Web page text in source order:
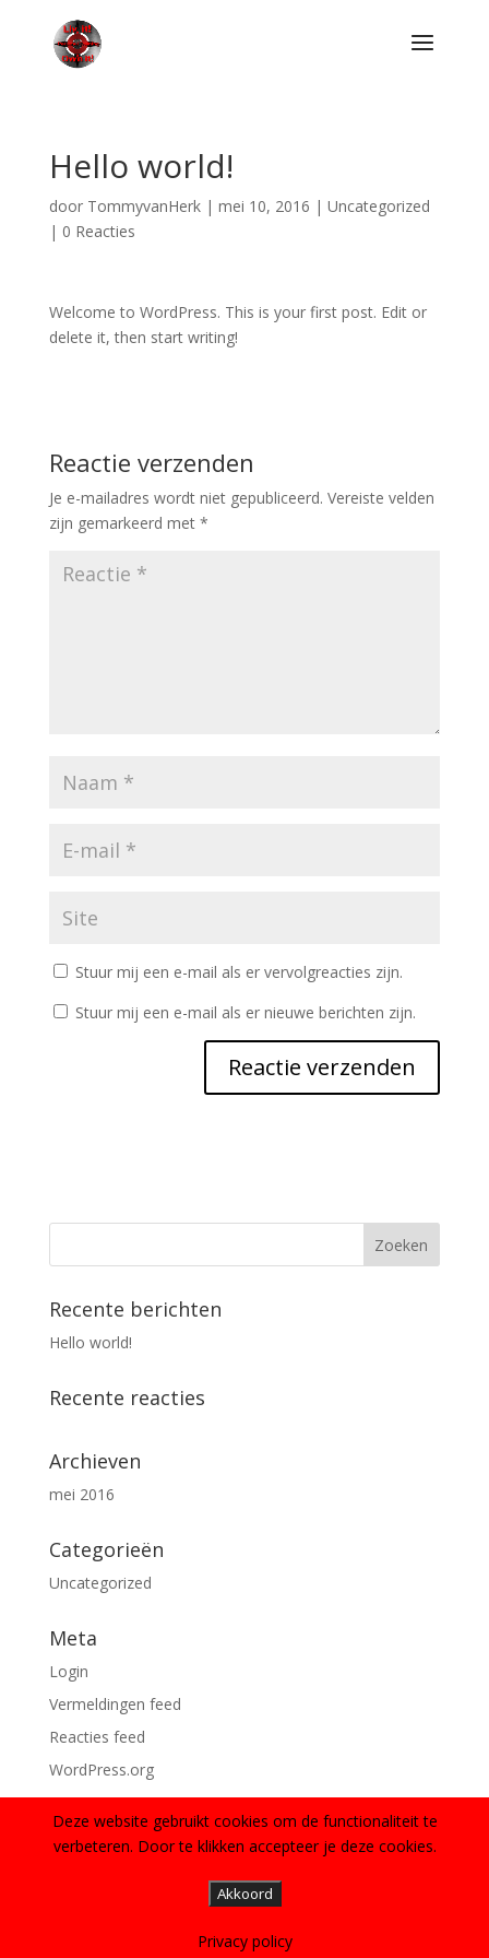
Hello world!
door TommyvanHerk| mei 10, 2016 | Uncategorized
| 0 Reacties
Welcome to WordPress. This is your first post. Edit or
delete it, then start writing!
Reactie verzenden
Je e-mailadres wordt niet gepubliceerd. Vereiste velden
zijn gemarkeerd met *
Stuur mij een e-mail als er vervolgreacties zijn.
Stuur mij een e-mail als er nieuwe berichten zijn.
Recente berichten
Hello world!
Recente reacties
Archieven
mei 2016
Categorieën
Uncategorized
Meta
Login
Vermeldingen feed
Reacties feed
WordPress.org
Elegant Themes
doorWordPress
Deze website gebruikt cookies om de functionaliteit te
verbeteren. Door te klikken accepteer je deze cookies.
Akkoord
Privacy policy